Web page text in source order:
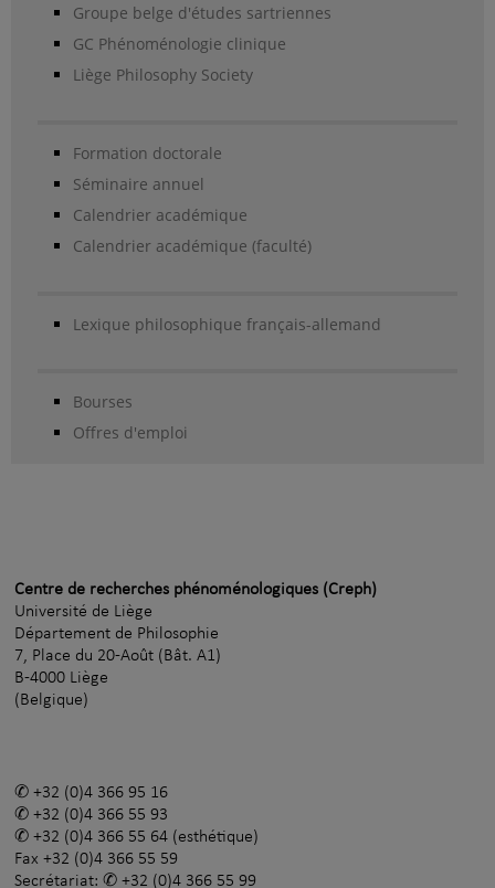
Groupe belge d'études sartriennes
GC Phénoménologie clinique
Liège Philosophy Society
Formation doctorale
Séminaire annuel
Calendrier académique
Calendrier académique (faculté)
Lexique philosophique français-allemand
Bourses
Offres d'emploi
Centre de recherches phénoménologiques (Creph)
Université de Liège
Département de Philosophie
7, Place du 20-Août (Bât. A1)
B-4000 Liège
(Belgique)
+32 (0)4 366 95 16
+32 (0)4 366 55 93
+32 (0)4 366 55 64 (esthétique)
Fax +32 (0)4 366 55 59
Secrétariat:
+32 (0)4 366 55 99